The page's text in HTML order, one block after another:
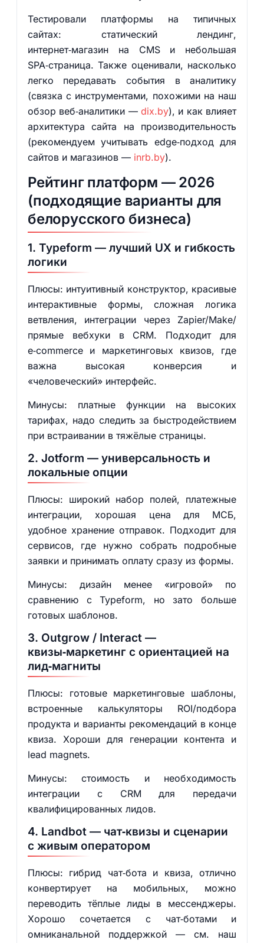
Тестировали платформы на типичных
сайтах: статический лендинг,
интернет‑магазин на CMS и небольшая
SPA‑страница. Также оценивали, насколько
легко передавать события в аналитику
(связка с инструментами, похожими на наш
обзор веб‑аналитики — dix.by), и как влияет
архитектура сайта на производительность
(рекомендуем учитывать edge‑подход для
сайтов и магазинов — inrb.by).
Рейтинг платформ — 2026
(подходящие варианты для
белорусского бизнеса)
1. Typeform — лучший UX и гибкость
логики
Плюсы: интуитивный конструктор, красивые
интерактивные формы, сложная логика
ветвления, интеграции через Zapier/Make/
прямые вебхуки в CRM. Подходит для
e‑commerce и маркетинговых квизов, где
важна высокая конверсия и
«человеческий» интерфейс.
Минусы: платные функции на высоких
тарифах, надо следить за быстродействием
при встраивании в тяжёлые страницы.
2. Jotform — универсальность и
локальные опции
Плюсы: широкий набор полей, платежные
интеграции, хорошая цена для МСБ,
удобное хранение отправок. Подходит для
сервисов, где нужно собрать подробные
заявки и принимать оплату сразу из формы.
Минусы: дизайн менее «игровой» по
сравнению с Typeform, но зато больше
готовых шаблонов.
3. Outgrow / Interact —
квизы‑маркетинг с ориентацией на
лид‑магниты
Плюсы: готовые маркетинговые шаблоны,
встроенные калькуляторы ROI/подбора
продукта и варианты рекомендаций в конце
квиза. Хороши для генерации контента и
lead magnets.
Минусы: стоимость и необходимость
интеграции с CRM для передачи
квалифицированных лидов.
4. Landbot — чат‑квизы и сценарии
с живым оператором
Плюсы: гибрид чат‑бота и квиза, отлично
конвертирует на мобильных, можно
переводить тёплые лиды в мессенджеры.
Хорошо сочетается с чат‑ботами и
омниканальной поддержкой — см. наш